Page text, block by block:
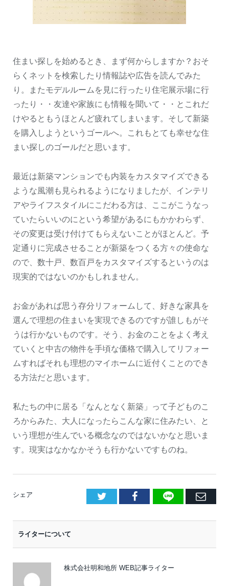
住まい探しを始めるとき、まず何からしますか？おそ
らくネットを検索したり情報誌や広告を読んでみた
り。またモデルルームを見に行ったり住宅展示場に行
ったり・・友達や家族にも情報を聞いて・・とこれだ
けやるともうほとんど疲れてしまいます。そして新築
を購入しようというゴールへ。これもとても幸せな住
まい探しのゴールだと思います。
最近は新築マンションでも内装をカスタマイズできる
ような風潮も見られるようになりましたが、インテリ
アやライフスタイルにこだわる方は、ここがこうなっ
ていたらいいのにという希望があるにもかかわらず、
その変更は受け付けてもらえないことがほとんど。予
定通りに完成させることが新築をつくる方々の使命な
ので、数十戸、数百戸をカスタマイズするというのは
現実的ではないのかもしれません。
お金があれば思う存分リフォームして、好きな家具を
選んで理想の住まいを実現できるのですが誰しもがそ
うは行かないものです。そう、お金のことをよく考え
ていくと中古の物件を手頃な価格で購入してリフォー
ムすればそれも理想のマイホームに近付くことのでき
る方法だと思います。
私たちの中に居る「なんとなく新築」って子どものこ
ろからみた、大人になったらこんな家に住みたい、と
いう理想が生んでいる概念なのではないかなと思いま
す。現実はなかなかそうも行かないですものね。
シェア Facebook
LINE
E
ライターについて
株式会社明和地所 WEB記事ライター